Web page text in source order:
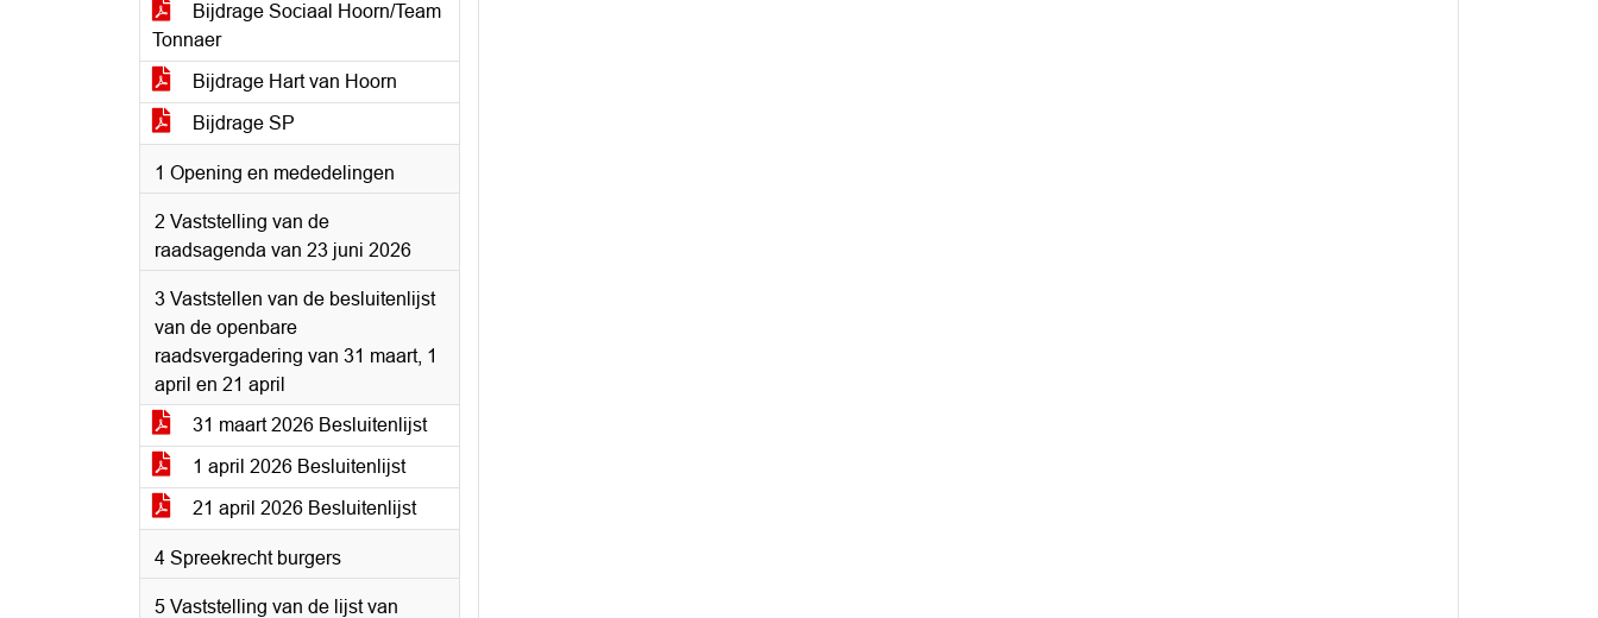
Bijdrage Sociaal Hoorn/Team
Tonnaer
Bijdrage Hart van Hoorn
Bijdrage SP
1 Opening en mededelingen
2 Vaststelling van de
raadsagenda van 23 juni 2026
3 Vaststellen van de besluitenlijst
van de openbare
raadsvergadering van 31 maart, 1
april en 21 april
31 maart 2026 Besluitenlijst
1 april 2026 Besluitenlijst
21 april 2026 Besluitenlijst
4 Spreekrecht burgers
5 Vaststelling van de lijst van